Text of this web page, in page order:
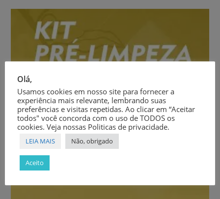
Olá,
Usamos cookies em nosso site para fornecer a
experiência mais relevante, lembrando suas
preferências e visitas repetidas. Ao clicar em “Aceitar
todos" você concorda com o uso de TODOS os
cookies. Veja nossas Politicas de privacidade.
LEIA MAIS Não, obrigado
Aceito